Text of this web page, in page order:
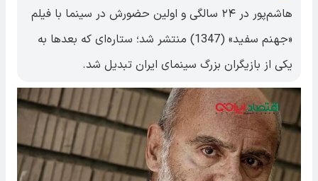
هاشم‌پور در ۲۴ سالگی و اولین حضورش در سینما با فیلم
«جهنم سفید» (1347) منتشر شد؛ ستاره‌ای که بعدها به
یکی از بازیگران بزرگ سینمای ایران تبدیل شد.